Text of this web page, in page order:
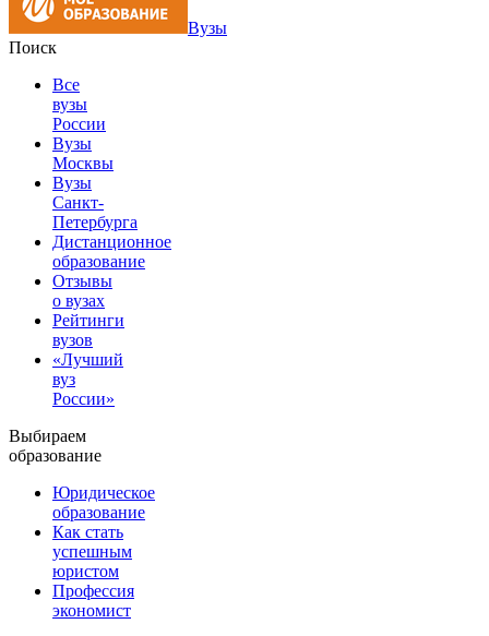
Вузы
Поиск
Все
вузы
России
Вузы
Москвы
Вузы
Санкт-
Петербурга
Дистанционное
образование
Отзывы
о вузах
Рейтинги
вузов
«Лучший
вуз
России»
Выбираем
образование
Юридическое
образование
Как стать
успешным
юристом
Профессия
экономист